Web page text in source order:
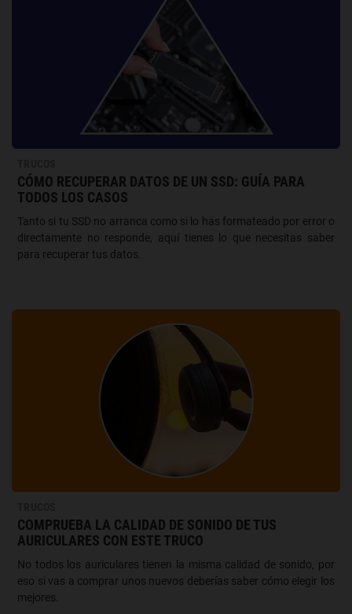
CÓMO RECUPERAR DATOS DE UN SSD: GUÍA PARA
TODOS LOS CASOS
Tanto si tu SSD no arranca como si lo has formateado por error o
directamente no responde, aquí tienes lo que necesitas saber
para recuperar tus datos.
COMPRUEBA LA CALIDAD DE SONIDO DE TUS
AURICULARES CON ESTE TRUCO
No todos los auriculares tienen la misma calidad de sonido, por
eso si vas a comprar unos nuevos deberías saber cómo elegir los
mejores.